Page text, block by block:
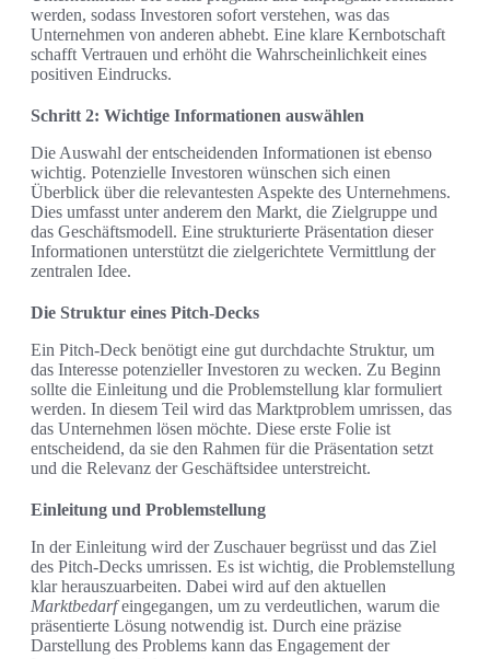
werden, sodass Investoren sofort verstehen, was das
Unternehmen von anderen abhebt. Eine klare Kernbotschaft
schafft Vertrauen und erhöht die Wahrscheinlichkeit eines
positiven Eindrucks.
Schritt 2: Wichtige Informationen auswählen
Die Auswahl der entscheidenden Informationen ist ebenso
wichtig. Potenzielle Investoren wünschen sich einen
Überblick über die relevantesten Aspekte des Unternehmens.
Dies umfasst unter anderem den Markt, die Zielgruppe und
das Geschäftsmodell. Eine strukturierte Präsentation dieser
Informationen unterstützt die zielgerichtete Vermittlung der
zentralen Idee.
Die Struktur eines Pitch-Decks
Ein Pitch-Deck benötigt eine gut durchdachte Struktur, um
das Interesse potenzieller Investoren zu wecken. Zu Beginn
sollte die Einleitung und die Problemstellung klar formuliert
werden. In diesem Teil wird das Marktproblem umrissen, das
das Unternehmen lösen möchte. Diese erste Folie ist
entscheidend, da sie den Rahmen für die Präsentation setzt
und die Relevanz der Geschäftsidee unterstreicht.
Einleitung und Problemstellung
In der Einleitung wird der Zuschauer begrüsst und das Ziel
des Pitch-Decks umrissen. Es ist wichtig, die Problemstellung
klar herauszuarbeiten. Dabei wird auf den aktuellen
Marktbedarfeingegangen, um zu verdeutlichen, warum die
präsentierte Lösung notwendig ist. Durch eine präzise
Darstellung des Problems kann das Engagement der